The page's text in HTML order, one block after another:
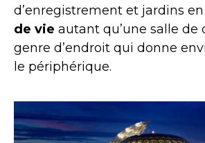
d’enregistrement et jardins
de vie autant qu’une salle de
genre d’endroit qui donne
le périphérique.